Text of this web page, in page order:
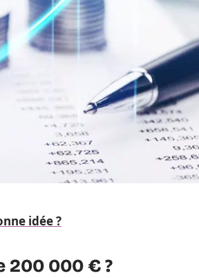
idée ?
200 000 € ?